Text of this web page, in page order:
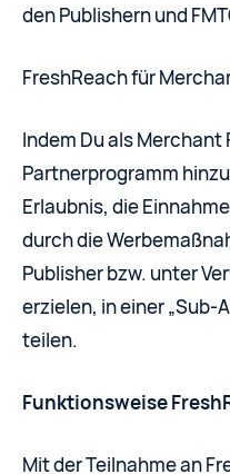
den Publishern und
FreshReach für
Indem Du als Merchant
Partnerprogramm
Erlaubnis, die
durch die
Publisher bzw. unter
erzielen, in einer
teilen.
Funktionsweise
Mit der Teilnahme an